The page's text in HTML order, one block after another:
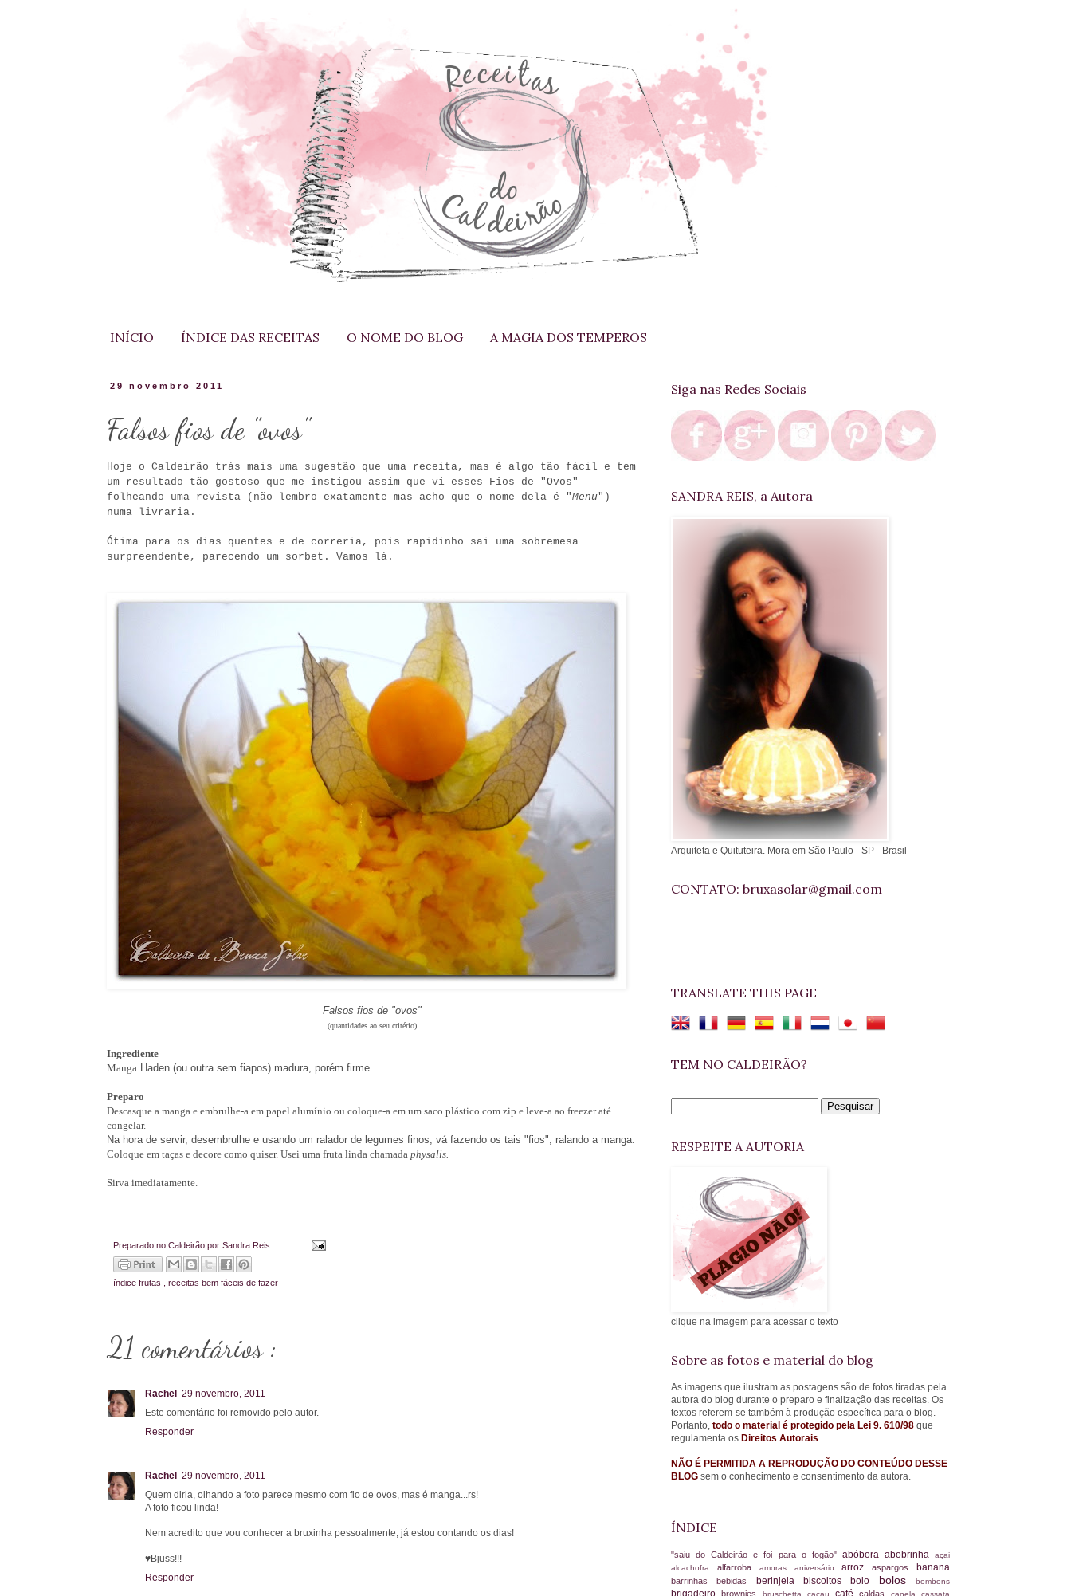
INÍCIO ÍNDICE DAS RECEITAS O NOME DO BLOG A MAGIA DOS TEMPEROS
29 novembro 2011
Falsos fios de "ovos"
Hoje o Caldeirão trás mais uma sugestão que uma receita, mas é algo tão fácil e tem
um resultado tão gostoso que me instigou assim que vi esses Fios de "Ovos"
folheando uma revista (não lembro exatamente mas acho que o nome dela é "Menu")
numa livraria.
Ótima para os dias quentes e de correria, pois rapidinho sai uma sobremesa
surpreendente, parecendo um sorbet. Vamos lá.
Falsos fios de "ovos"
(quantidades ao seu critério)
Ingrediente
Manga Haden (ou outra sem fiapos) madura, porém firme
Preparo
Descasque a manga e embrulhe-a em papel alumínio ou coloque-a em um saco plástico com zip e leve-a ao freezer até
congelar.
Na hora de servir, desembrulhe e usando um ralador de legumes finos, vá fazendo os tais "fios", ralando a manga.
Coloque em taças e decore como quiser. Usei uma fruta linda chamada physalis.
Sirva imediatamente.
Preparado no Caldeirão por Sandra Reis
índice frutas receitas bem fáceis de fazer
21 comentários :
Rachel
29 novembro, 2011
Este comentário foi removido pelo autor.
Responder
Rachel
29 novembro, 2011
Quem diria, olhando a foto parece mesmo com fio de ovos, mas é manga...rs!
A foto ficou linda!
Nem acredito que vou conhecer a bruxinha pessoalmente, já estou contando os dias!
♥Bjuss!!!
Responder
Siga nas Redes Sociais
SANDRA REIS, a Autora
Arquiteta e Quituteira. Mora em São Paulo - SP - Brasil
CONTATO: bruxasolar@gmail.com
TRANSLATE THIS PAGE
TEM NO CALDEIRÃO?
RESPEITE A AUTORIA
clique na imagem para acessar o texto
Sobre as fotos e material do blog
As imagens que ilustram as postagens são de fotos tiradas pela
autora do blog durante o preparo e finalização das receitas. Os
textos referem-se também à produção específica para o blog.
Portanto, todo o material é protegido pela Lei 9. 610/98 que
regulamenta os Direitos Autorais.
NÃO É PERMITIDA A REPRODUÇÃO DO CONTEÚDO DESSE
BLOG sem o conhecimento e consentimento da autora.
ÍNDICE
"saiu do Caldeirão e foi para o fogão" abóbora abobrinhaaçai
alcachofra alfarroba amoras aniversárioarrozaspargos banana
barrinhasbebidas berinjela biscoitos bolo bolosbombons
brigadeirobrownies bruschetta cacaucafécaldas canelacassata